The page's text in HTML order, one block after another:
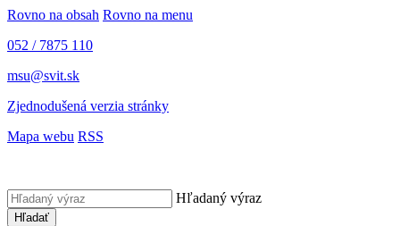
Rovno na obsah Rovno na menu
052 / 7875 110
msu@svit.sk
Zjednodušená verzia stránky
Mapa webu RSS
Hľadaný výraz
Hľadať